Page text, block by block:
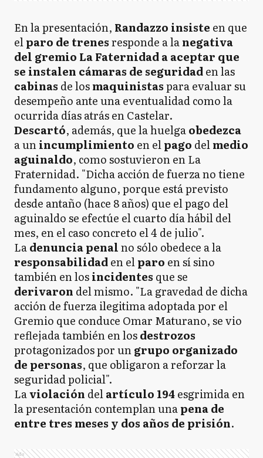
En la presentación, Randazzo insiste en que
elparo de trenesresponde a lanegativa
del gremio La Faternidad a aceptar que
se instalen cámaras de seguridaden las
cabinas de losmaquinistaspara evaluar su
desempeño ante una eventualidad como la
ocurrida días atrás en Castelar.
Descartó, además, que la huelgaobedezca
a unincumplimiento en elpago delmedio
aguinaldo, como sostuvieron en La
Fraternidad. "Dicha acción de fuerza no tiene
fundamento alguno, porque está previsto
desde antaño (hace 8 años) que el pago del
aguinaldo se efectúe el cuarto día hábil del
mes, en el caso concreto el 4 de julio".
Ladenuncia penalno sólo obedece a la
responsabilidaden elparo en sí sino
también en losincidentes que se
derivaron del mismo. "La gravedad de dicha
acción de fuerza ilegitima adoptada por el
Gremio que conduce Omar Maturano, se vio
reflejada también en losdestrozos
protagonizados por ungrupo organizado
de personas, que obligaron a reforzar la
seguridad policial".
Laviolación delartículo 194esgrimida en
la presentación contemplan unapena de
entre tres meses y dos años de prisión.
Ads